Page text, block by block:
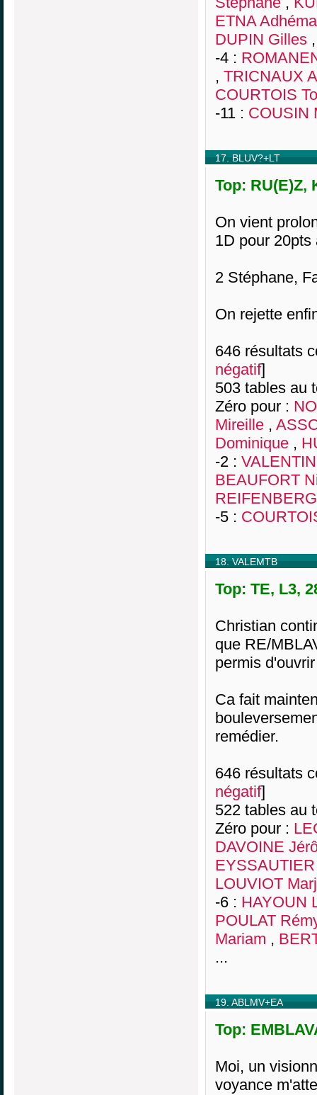
ETNA
DUPIN Gilles
-4 :
, TRICNAUX
COURTOIS
-11 : COUSIN
17. BLUV?+LT
Top: RU(E)Z,
On vient
1D pour
2 Stéphane,
On rejette
646 résultats
négatif]
503 tables au
Zéro pour :
Mireille ,
Dominique ,
-2 :
BEAUFORT
-5 :
18. VALEMTB
Top: TE, L3,
Christian
que RE/
permis
Ca fait
remédier.
646 résultats
négatif]
522 tables au
Zéro pour :
DAVOINE
LOUVIOT
-6 : HAYOUN
POULAT
Mariam ,
...
19. ABLMV+EA
Top:
Moi, un
voyance